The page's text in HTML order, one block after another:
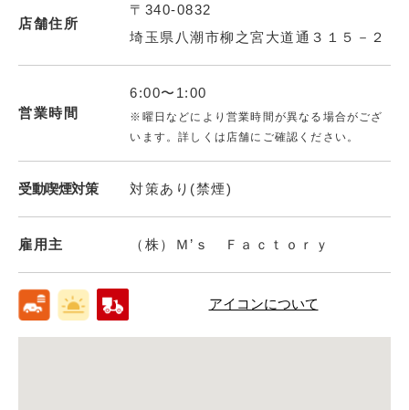
店舗住所
〒340-0832
埼玉県八潮市柳之宮大道通３１５－２
営業時間
6:00〜1:00
※曜日などにより営業時間が異なる場合がござ
います。詳しくは店舗にご確認ください。
受動喫煙対策 対策あり(禁煙)
雇用主 （株）Ｍ’ｓ Ｆａｃｔｏｒｙ
アイコンについて